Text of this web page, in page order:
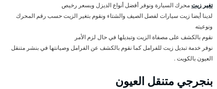
تغير زيتمحرك السيارة ونوفر أفضل أنواع الديزل وبسعر رخيص
لدينا أيضا زيت سيارات لفصل الصيف والشتاء ونقوم بتغير الزيت حسب رقم المحرك
ونوعيته
نقوم بالكشف على مصفاة الزيت وتبديلها في حال لزم الأمر
نوفر خدمة تبديل زيت للفرامل كما نقوم بالكشف عن الفرامل وصيانتها في بنشر متنقل
العيون بالكويت .
بنجرجي متنقل العيون